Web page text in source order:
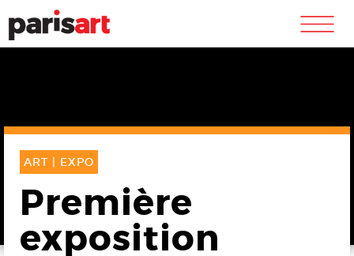
m
ART | EXPO
Première
exposition